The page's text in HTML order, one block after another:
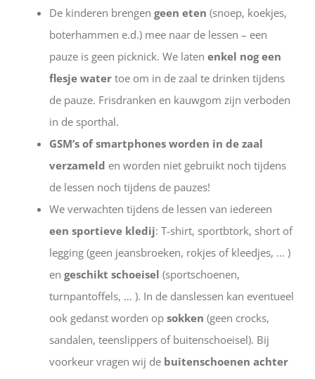
De kinderen brengen geen eten (snoep, koekjes,
boterhammen e.d.) mee naar de lessen – een
pauze is geen picknick. We laten enkel nog een
flesje water toe om in de zaal te drinken tijdens
de pauze. Frisdranken en kauwgom zijn verboden
in de sporthal.
GSM’s of smartphones worden in de zaal
verzameld en worden niet gebruikt noch tijdens
de lessen noch tijdens de pauzes!
We verwachten tijdens de lessen van iedereen
een sportieve kledij: T-shirt, sportbtork, short of
legging (geen jeansbroeken, rokjes of kleedjes, … )
en geschikt schoeisel (sportschoenen,
turnpantoffels, … ). In de danslessen kan eventueel
ook gedanst worden op sokken (geen crocks,
sandalen, teenslippers of buitenschoeisel). Bij
voorkeur vragen wij de buitenschoenen achter